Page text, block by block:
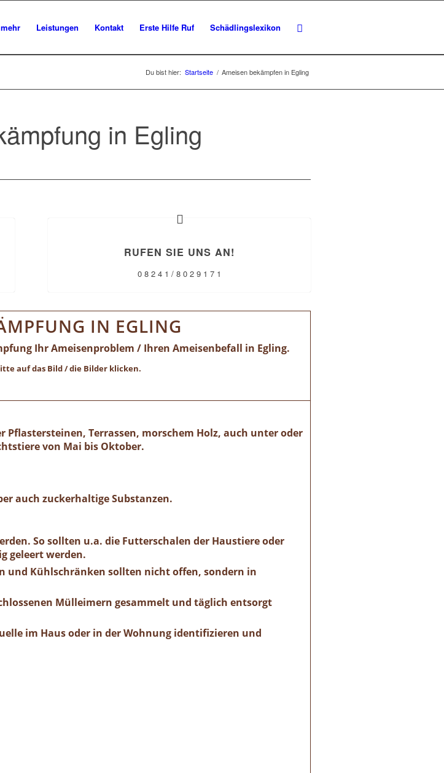
Leistungen Kontakt Erste Hilfe Ruf Schädlingslexikon
Du bist hier: Startseite / Ameisen bekämpfen in Egling
in Egling
RUFEN SIE UNS AN!
0 8 2 4 1 / 8 0 2 9 1 7 1
IN EGLING
Ihr Ameisenproblem / Ihren Ameisenbefall in Egling.
auf das Bild / die Bilder klicken.
Terrassen, morschem Holz, auch unter oder
von Mai bis Oktober.
auch zuckerhaltige Substanzen.
So sollten u.a. die Futterschalen der Haustiere oder
geleert werden.
Kühlschränken sollten nicht offen, sondern in
Mülleimern gesammelt und täglich entsorgt
im Haus oder in der Wohnung identifizieren und